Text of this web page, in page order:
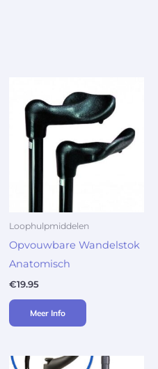
Loophulpmiddelen
Opvouwbare Wandelstok
Anatomisch
€19.95
Meer Info